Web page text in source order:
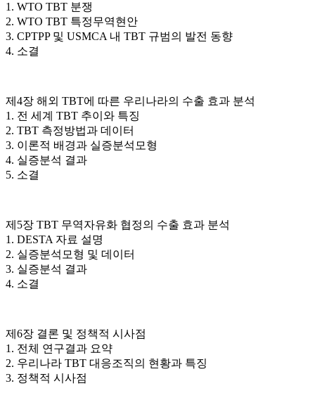
1. WTO TBT 분쟁
2. WTO TBT 특정무역현안
3. CPTPP 및 USMCA 내 TBT 규범의 발전 동향
4. 소결
제4장 해외 TBT에 따른 우리나라의 수출 효과 분석
1. 전 세계 TBT 추이와 특징
2. TBT 측정방법과 데이터
3. 이론적 배경과 실증분석모형
4. 실증분석 결과
5. 소결
제5장 TBT 무역자유화 협정의 수출 효과 분석
1. DESTA 자료 설명
2. 실증분석모형 및 데이터
3. 실증분석 결과
4. 소결
제6장 결론 및 정책적 시사점
1. 전체 연구결과 요약
2. 우리나라 TBT 대응조직의 현황과 특징
3. 정책적 시사점